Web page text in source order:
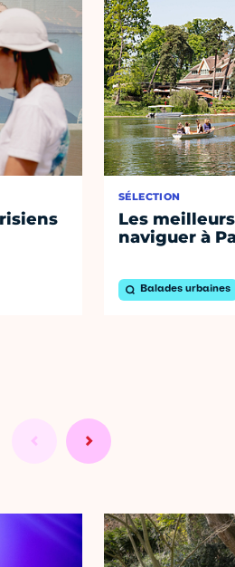
SÉLECTION
Les
naviguer à
Balades urbaines